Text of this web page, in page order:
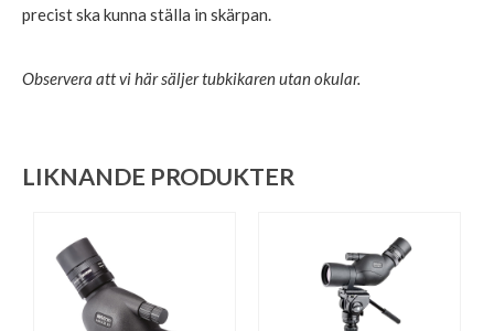
precist ska kunna ställa in skärpan.
Observera att vi här säljer tubkikaren utan okular.
LIKNANDE PRODUKTER